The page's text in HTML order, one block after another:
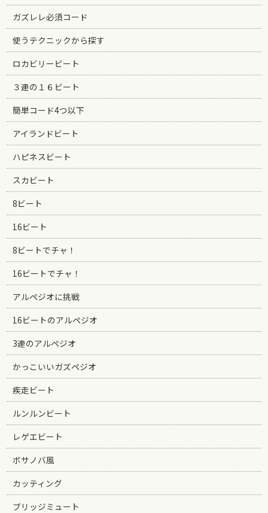
ガズレレ必須コード
使うテクニックから探す
ロカビリービート
３連の１６ビート
簡単コード4つ以下
アイランドビート
ハピネスビート
スカビート
8ビート
16ビート
8ビートでチャ！
16ビートでチャ！
アルペジオに挑戦
16ビートのアルペジオ
3連のアルペジオ
かっこいいガズペジオ
疾走ビート
ルンルンビート
レゲエビート
ボサノバ風
カッティング
ブリッジミュート